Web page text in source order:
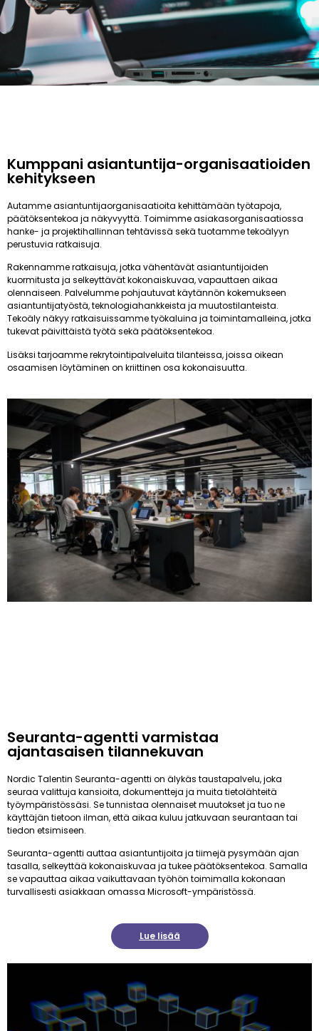
Kumppani asiantuntija-organisaatioiden
kehitykseen
Autamme asiantuntijaorganisaatioita kehittämään työtapoja,
päätöksentekoa ja näkyvyyttä. Toimimme asiakasorganisaatiossa
hanke- ja projektihallinnan tehtävissä sekä tuotamme tekoälyyn
perustuvia ratkaisuja.
Rakennamme ratkaisuja, jotka vähentävät asiantuntijoiden
kuormitusta ja selkeyttävät kokonaiskuvaa, vapauttaen aikaa
olennaiseen. Palvelumme pohjautuvat käytännön kokemukseen
asiantuntijatyöstä, teknologiahankkeista ja muutostilanteista.
Tekoäly näkyy ratkaisuissamme työkaluina ja toimintamalleina, jotka
tukevat päivittäistä työtä sekä päätöksentekoa.
Lisäksi tarjoamme rekrytointipalveluita tilanteissa, joissa oikean
osaamisen löytäminen on kriittinen osa kokonaisuutta.
Seuranta-agentti varmistaa
ajantasaisen tilannekuvan
Nordic Talentin Seuranta-agentti on älykäs taustapalvelu, joka
seuraa valittuja kansioita, dokumentteja ja muita tietolähteitä
työympäristössäsi. Se tunnistaa olennaiset muutokset ja tuo ne
käyttäjän tietoon ilman, että aikaa kuluu jatkuvaan seurantaan tai
tiedon etsimiseen.
Seuranta-agentti auttaa asiantuntijoita ja tiimejä pysymään ajan
tasalla, selkeyttää kokonaiskuvaa ja tukee päätöksentekoa. Samalla
se vapauttaa aikaa vaikuttavaan työhön toimimalla kokonaan
turvallisesti asiakkaan omassa Microsoft-ympäristössä.
Lue lisää